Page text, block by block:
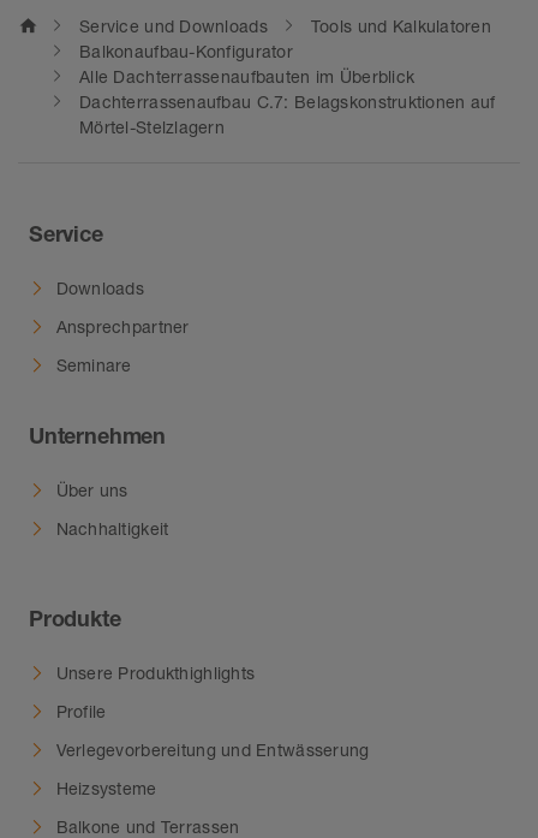
im Verbund über die Randprofile
bis zur Entwässerungsrinne – bei
unseren Systemlösungen für
Balkone und Terrassen passt alles
zusammen. Für Neubau und
home Service und Downloads
Tools und Kalkulatoren
Balkonaufbau-Konfigurator
Alle Dachterrassenaufbauten im Überblick
Dachterrassenaufbau C.7: Belagskonstruktionen auf
Mörtel-Stelzlagern
Service
Downloads
Ansprechpartner
Seminare
Unternehmen
Über uns
Nachhaltigkeit
Produkte
Unsere Produkthighlights
Profile
Verlegevorbereitung und Entwässerung
Heizsysteme
Balkone und Terrassen